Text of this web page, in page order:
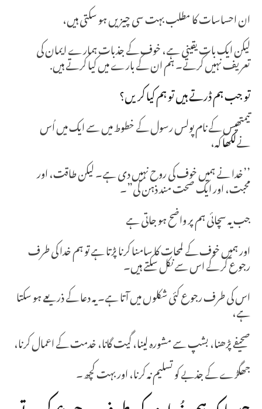
ان احساسات کا مطلب بہت سی چیزیں ہو سکتی ہیں،
لیکن ایک بات یقینی ہے، خوف کے جذبات ہمارے ایمان کی
تعریف نہیں کرتے۔ ہم ان کے بارے میں کیا کرتے ہیں.
تو جب ہم ڈرتے ہیں تو ہم کیا کریں؟
تیمتھیس کے نام پولس رسول کے خطوط میں سے ایک میں اُس
نےلکھاکہ،
’’خدا نے ہمیں خوف کی روح نہیں دی ہے۔ لیکن طاقت، اور
محبت، اور ایک صحت مند ذہن کی”۔
جب یہ سچائی ہم پر واضح ہو جاتی ہے
اور ہمیں خوف کے لمحات کا سامنا کرنا پڑتا ہے تو ہم خدا کی طرف
رجوع کر کے اس سے نکل سکتے ہیں۔
اس کی طرف رجوع کئی شکلوں میں آتا ہے۔ یہ دعا کے ذریعے ہو سکتا
ہے،
صحیفے پڑھنا، بشپ سے مشورہ لینا، گیت گانا، خدمت کے اعمال کرنا،
جھگڑے کے جذبے کو تسلیم نہ کرنا، اور بہت کچھ۔